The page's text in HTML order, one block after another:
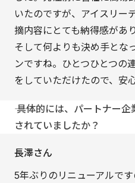
いたのですが、アイスリー
摘内容にとても納得感があ
そして何よりも決め手とな
ンですね。ひとつひとつの
をしていただけたので、安
―― 具体的には、パートナー
されていましたか？
長澤さん
5年ぶりのリニューアルで